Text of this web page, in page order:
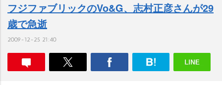
フジファブリックのVo&G、志村正彦さんが29
歳で急逝
2009-12-25 21:40